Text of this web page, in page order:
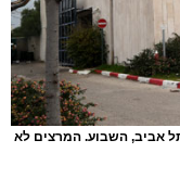
אביב, השבוע. המרצים לא